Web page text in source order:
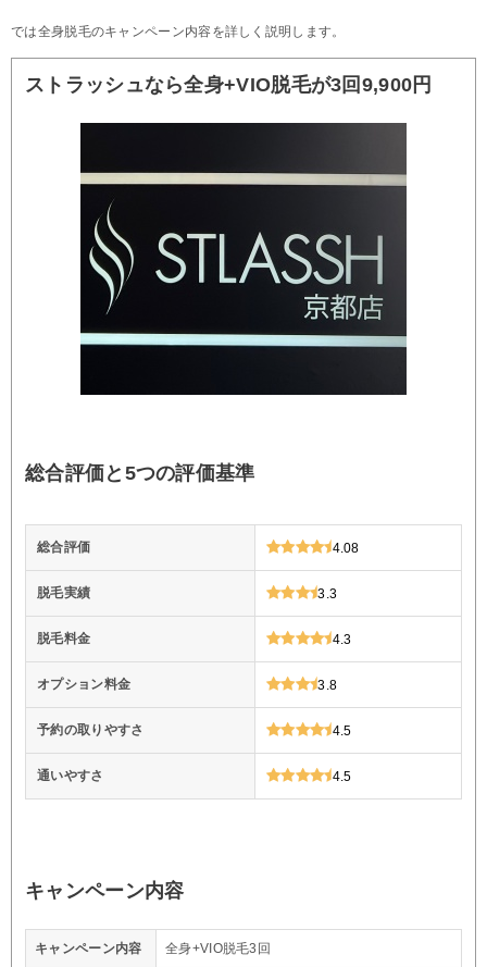
では全身脱毛のキャンペーン内容を詳しく説明します。
ストラッシュなら全身+VIO脱毛が3回9,900円
総合評価と5つの評価基準
総合評価 4.08
脱毛実績 3.3
脱毛料金 4.3
オプション料金 3.8
予約の取りやすさ 4.5
通いやすさ 4.5
キャンペーン内容
キャンペーン内容 全身+VIO脱毛3回